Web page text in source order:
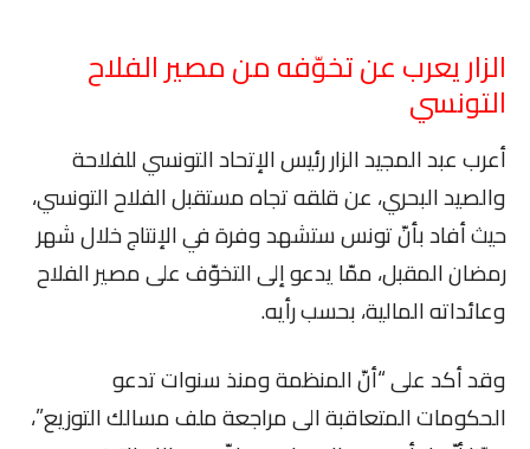
الزار يعرب عن تخوّفه من مصير الفلاح
التونسي
أعرب عبد المجيد الزار رئيس الإتحاد التونسي للفلاحة
والصيد البحري، عن قلقه تجاه مستقبل الفلاح التونسي،
حيث أفاد بأنّ تونس ستشهد وفرة في الإنتاج خلال شهر
رمضان المقبل، ممّا يدعو إلى التخوّف على مصير الفلاح
وعائداته المالية، بحسب رأيه.
وقد أكد على “أنّ المنظمة ومنذ سنوات تدعو
الحكومات المتعاقبة الى مراجعة ملف مسالك التوزيع”،